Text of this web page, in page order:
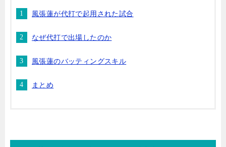
風張蓮が代打で起用された試合
なぜ代打で出場したのか
風張蓮のバッティングスキル
まとめ